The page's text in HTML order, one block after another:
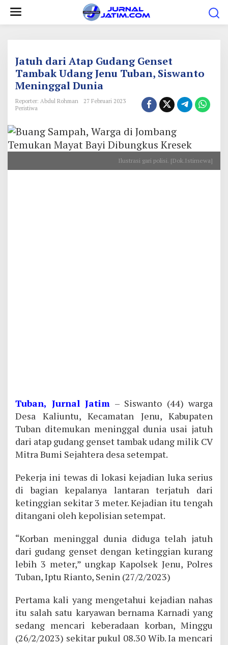
Jatuh dari Atap Gudang Genset
Tambak Udang Jenu Tuban, Siswanto
Meninggal Dunia
Reporter: Abdul Rohman
27 Februari 2023
Peristiwa
Ilustrasi gari polisi. [Dok.Istimewa]
Tuban, Jurnal Jatim – Siswanto (44) warga
Desa Kaliuntu, Kecamatan Jenu, Kabupaten
Tuban ditemukan meninggal dunia usai jatuh
dari atap gudang genset tambak udang milik CV
Mitra Bumi Sejahtera desa setempat.
Pekerja ini tewas di lokasi kejadian luka serius
di bagian kepalanya lantaran terjatuh dari
ketinggian sekitar 3 meter. Kejadian itu tengah
ditangani oleh kepolisian setempat.
“Korban meninggal dunia diduga telah jatuh
dari gudang genset dengan ketinggian kurang
lebih 3 meter,” ungkap Kapolsek Jenu, Polres
Tuban, Iptu Rianto, Senin (27/2/2023)
Pertama kali yang mengetahui kejadian nahas
itu salah satu karyawan bernama Karnadi yang
sedang mencari keberadaan korban, Minggu
(26/2/2023) sekitar pukul 08.30 Wib. Ia mencari